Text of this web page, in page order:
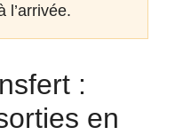
l’arrivée.
:
en